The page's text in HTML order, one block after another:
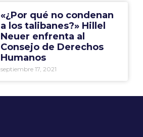
«¿Por qué no condenan
a los talibanes?» Hillel
Neuer enfrenta al
Consejo de Derechos
Humanos
septiembre 17, 2021